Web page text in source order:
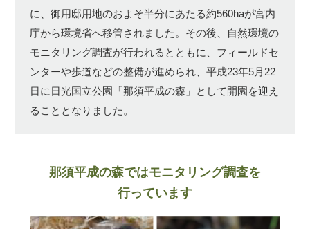
に、御用邸用地のおよそ半分にあたる約560haが宮内
庁から環境省へ移管されました。その後、自然環境の
モニタリング調査が行われるとともに、フィールドセ
ンターや歩道などの整備が進められ、平成23年5月22
日に日光国立公園「那須平成の森」として開園を迎え
ることとなりました。
那須平成の森ではモニタリング調査を
行っています